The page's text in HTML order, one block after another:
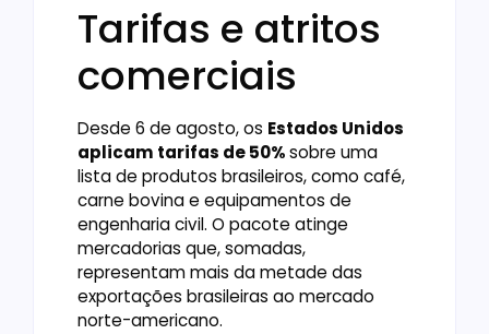
Tarifas e atritos
comerciais
Desde 6 de agosto, os Estados Unidos
aplicam tarifas de 50%sobre uma
lista de produtos brasileiros, como café,
carne bovina e equipamentos de
engenharia civil. O pacote atinge
mercadorias que, somadas,
representam mais da metade das
exportações brasileiras ao mercado
norte-americano.